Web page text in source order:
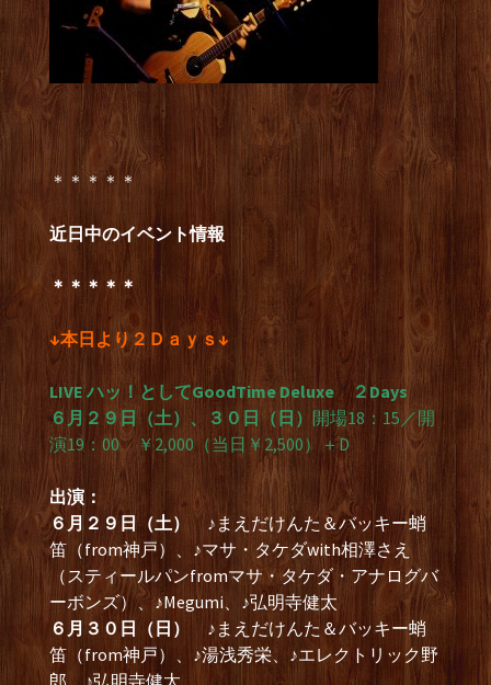
＊＊＊＊＊
近日中のイベント情報
＊＊＊＊＊
↓本日より２Ｄａｙｓ↓
LIVE ハッ！としてGoodTime Deluxe ２Days
６月２９日（土）、３０日（日） 開場18：15／開
演19：00 ￥2,000（当日￥2,500）＋D
出演：
６月２９日（土）♪まえだけんた＆バッキー蛸
笛（from神戸）、♪マサ・タケダwith相澤さえ
（スティールパンfromマサ・タケダ・アナログバ
ーボンズ）、♪Megumi、♪弘明寺健太
６月３０日（日）
♪まえだけんた＆バッキー蛸
笛（from神戸）、♪湯浅秀栄、♪エレクトリック野
郎、♪弘明寺健太